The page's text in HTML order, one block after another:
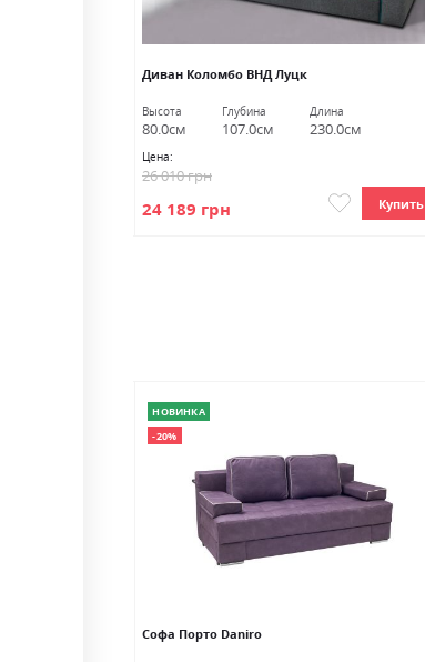
Диван Коломбо ВНД Луцк
Высота
80.0см
Глубина
107.0см
Длина
230.0см
Цена:
24 189 грн
26 010 грн
Купить
НОВИНКА
-20%
Софа Порто Daniro